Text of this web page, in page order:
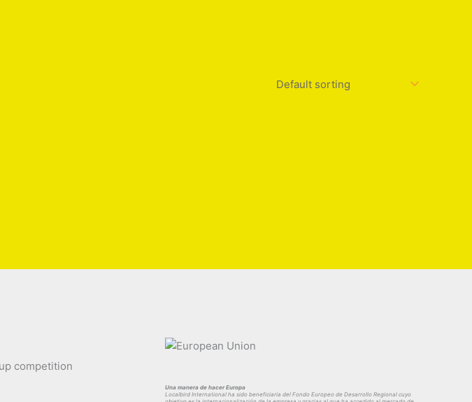
Una manera de hacer Europa
Localbird International ha sido beneficiaria del Fondo Europeo de Desarrollo Regional cuyo